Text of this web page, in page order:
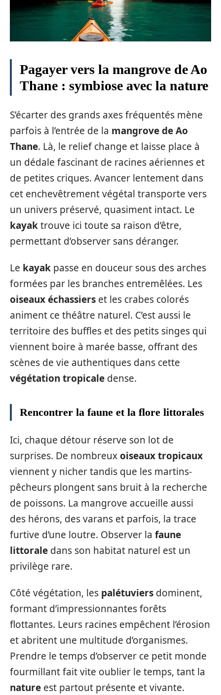
Pagayer vers la mangrove de Ao
Thane : symbiose avec la nature
S’écarter des grands axes fréquentés mène
parfois à l’entrée de la mangrove de Ao
Thane. Là, le relief change et laisse place à
un dédale fascinant de racines aériennes et
de petites criques. Avancer lentement dans
cet enchevêtrement végétal transporte vers
un univers préservé, quasiment intact. Le
kayaktrouve ici toute sa raison d’être,
permettant d’observer sans déranger.
Le kayak passe en douceur sous des arches
formées par les branches entremêlées. Les
oiseaux échassiers et les crabes colorés
animent ce théâtre naturel. C’est aussi le
territoire des buffles et des petits singes qui
viennent boire à marée basse, offrant des
scènes de vie authentiques dans cette
végétation tropicale dense.
Rencontrer la faune et la flore littorales
Ici, chaque détour réserve son lot de
surprises. De nombreuxoiseaux tropicaux
viennent y nicher tandis que les martins-
pêcheurs plongent sans bruit à la recherche
de poissons. La mangrove accueille aussi
des hérons, des varans et parfois, la trace
furtive d’une loutre. Observer la faune
littorale dans son habitat naturel est un
privilège rare.
Côté végétation, les palétuviers dominent,
formant d’impressionnantes forêts
flottantes. Leurs racines empêchent l’érosion
et abritent une multitude d’organismes.
Prendre le temps d’observer ce petit monde
fourmillant fait vite oublier le temps, tant la
nature est partout présente et vivante.